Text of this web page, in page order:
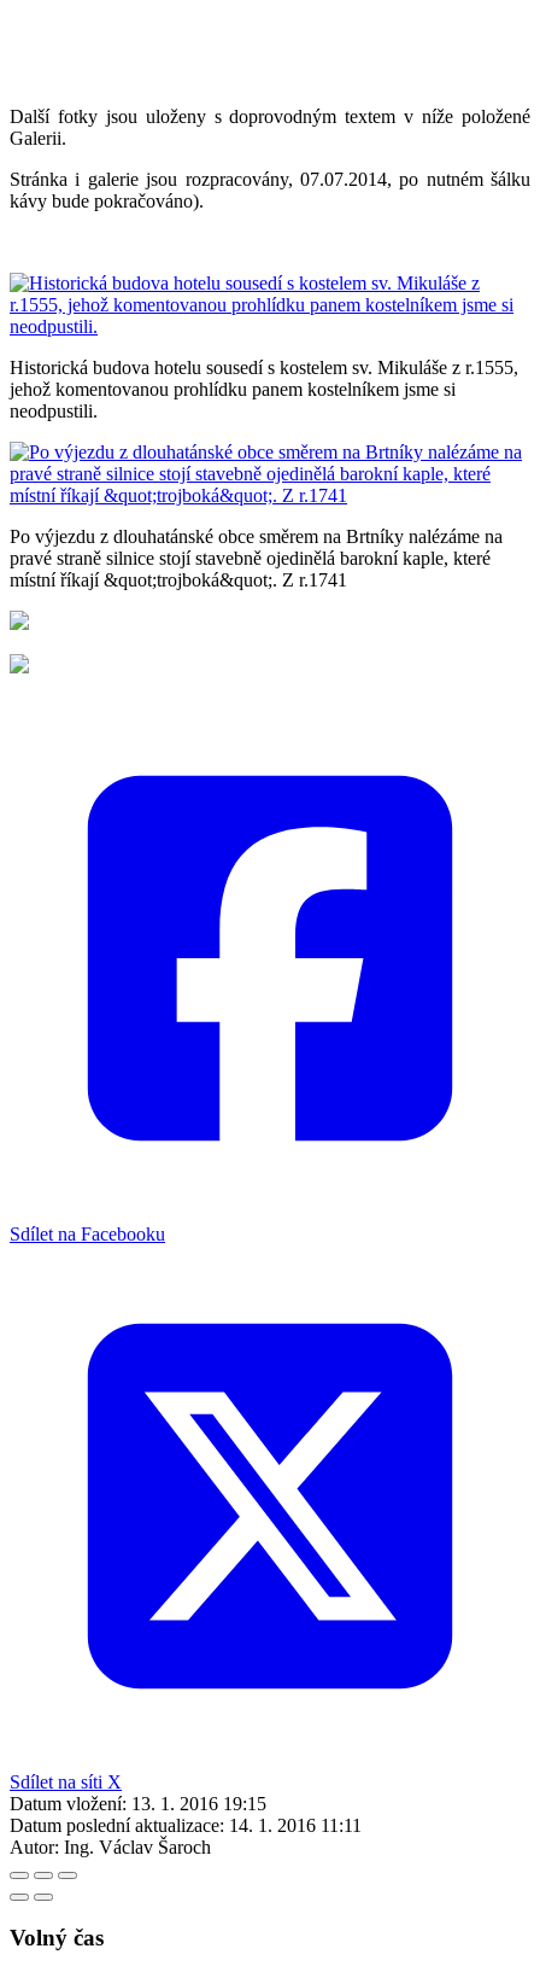
Další fotky jsou uloženy s doprovodným textem v níže položené
Galerii.
Stránka i galerie jsou rozpracovány, 07.07.2014, po nutném šálku
kávy bude pokračováno).
Historická budova hotelu sousedí s kostelem sv. Mikuláše z r.1555,
jehož komentovanou prohlídku panem kostelníkem jsme si
neodpustili.
Po výjezdu z dlouhatánské obce směrem na Brtníky nalézáme na
pravé straně silnice stojí stavebně ojedinělá barokní kaple, které
místní říkají &quot;trojboká&quot;. Z r.1741
Sdílet na Facebooku
Sdílet na síti X
Datum vložení: 13. 1. 2016 19:15
Datum poslední aktualizace: 14. 1. 2016 11:11
Autor: Ing. Václav Šaroch
Volný čas